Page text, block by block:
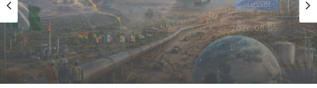
2026/08/02
من الغاز إلى الجغرافيا السياسية… ماذا يُغيّرُ خط
نيجيريا–المغرب؟